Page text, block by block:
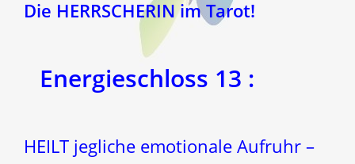
Die HERRSCHERIN im Tarot!
Energieschloss 13 :
HEILT jegliche emotionale Aufruhr –